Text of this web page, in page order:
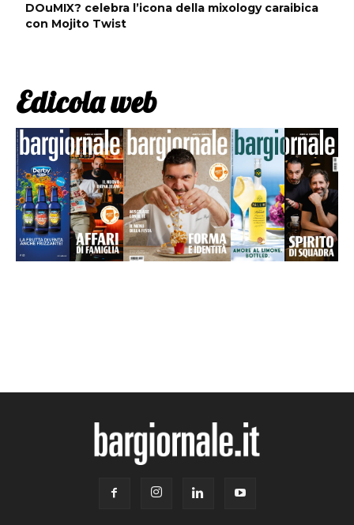
DOuMIX? celebra l’icona della mixology caraibica
con Mojito Twist
Edicola web